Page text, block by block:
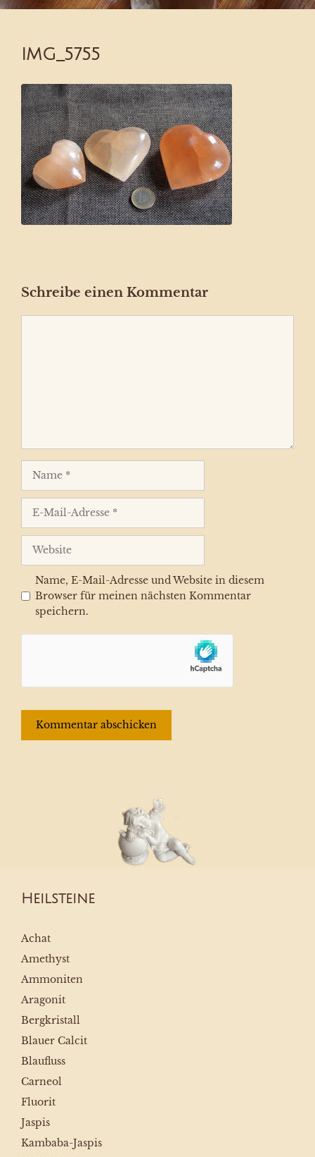
IMG_5755
Schreibe einen Kommentar
Mail-
Adresse
Website
Name, E-Mail-Adresse und Website in diesem
Browser für meinen nächsten Kommentar
speichern.
Heilsteine
Achat
Amethyst
Ammoniten
Aragonit
Bergkristall
Blauer Calcit
Blaufluss
Carneol
Fluorit
Jaspis
Kambaba-Jaspis